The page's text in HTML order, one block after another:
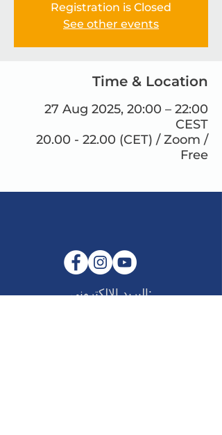
Registration is Closed
See other events
Time & Location
27 Aug 2025, 20:00 – 22:00
CEST
20.00 - 22.00 (CET) / Zoom /
Free
البريد الإلكتروني: